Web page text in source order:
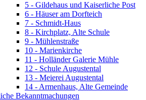
5 - Gildehaus und Kaiserliche Post
6 - Häuser am Dorfteich
7 - Schmidt-Haus
8 - Kirchplatz, Alte Schule
9 - Mühlenstraße
10 - Marienkirche
11 - Holländer Galerie Mühle
12 - Schule Augustental
13 - Meierei Augustental
14 - Armenhaus, Alte Gemeinde
Bekanntmachungen